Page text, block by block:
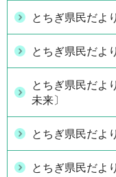
とちぎ県民だよ
とちぎ県民だよ
とちぎ県民だよ
未来〕
とちぎ県民だよ
とちぎ県民だよ